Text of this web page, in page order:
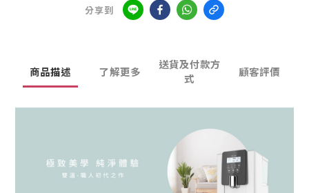
分享到
商品描述 了解更多
送貨及付款方
式
顧客評價